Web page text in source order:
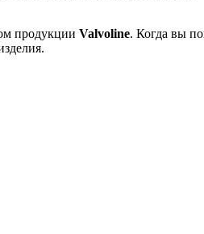
продукции Valvoline. Когда вы